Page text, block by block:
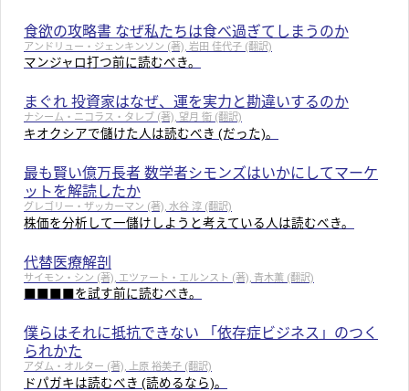
食欲の攻略書 なぜ私たちは食べ過ぎてしまうのか
アンドリュー・ジェンキンソン (著), 岩田 佳代子 (翻訳)
マンジャロ打つ前に読むべき。
まぐれ 投資家はなぜ、運を実力と勘違いするのか
ナシーム・ニコラス・タレブ (著), 望月 衛 (翻訳)
キオクシアで儲けた人は読むべき (だった)。
最も賢い億万長者 数学者シモンズはいかにしてマーケ
ットを解読したか
グレゴリー・ザッカーマン (著), 水谷 淳 (翻訳)
株価を分析して一儲けしようと考えている人は読むべき。
代替医療解剖
サイモン・シン (著), エツァート・エルンスト (著), 青木薫 (翻訳)
■■■■を試す前に読むべき。
僕らはそれに抵抗できない 「依存症ビジネス」のつく
られかた
アダム・オルター (著), 上原 裕美子 (翻訳)
ドパガキは読むべき (読めるなら)。